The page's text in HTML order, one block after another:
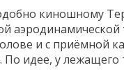
киношному
и с приёмной
идее, у